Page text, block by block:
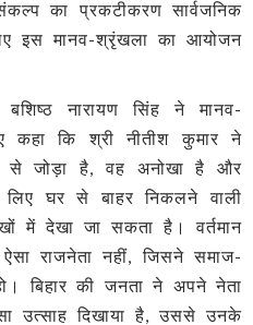
का प्रकटीकरण सार्वजनिक
इस मानव-श्रृंखला का आयोजन
नारायण सिंह ने मानव-
कहा कि श्री नीतीश कुमार ने
से जोड़ा है, वह अनोखा है और
घर से बाहर निकलने वाली
में देखा जा सकता है। वर्तमान
राजनेता नहीं, जिसने समाज-
बिहार की जनता ने अपने नेता
उत्साह दिखाया है, उससे उनके